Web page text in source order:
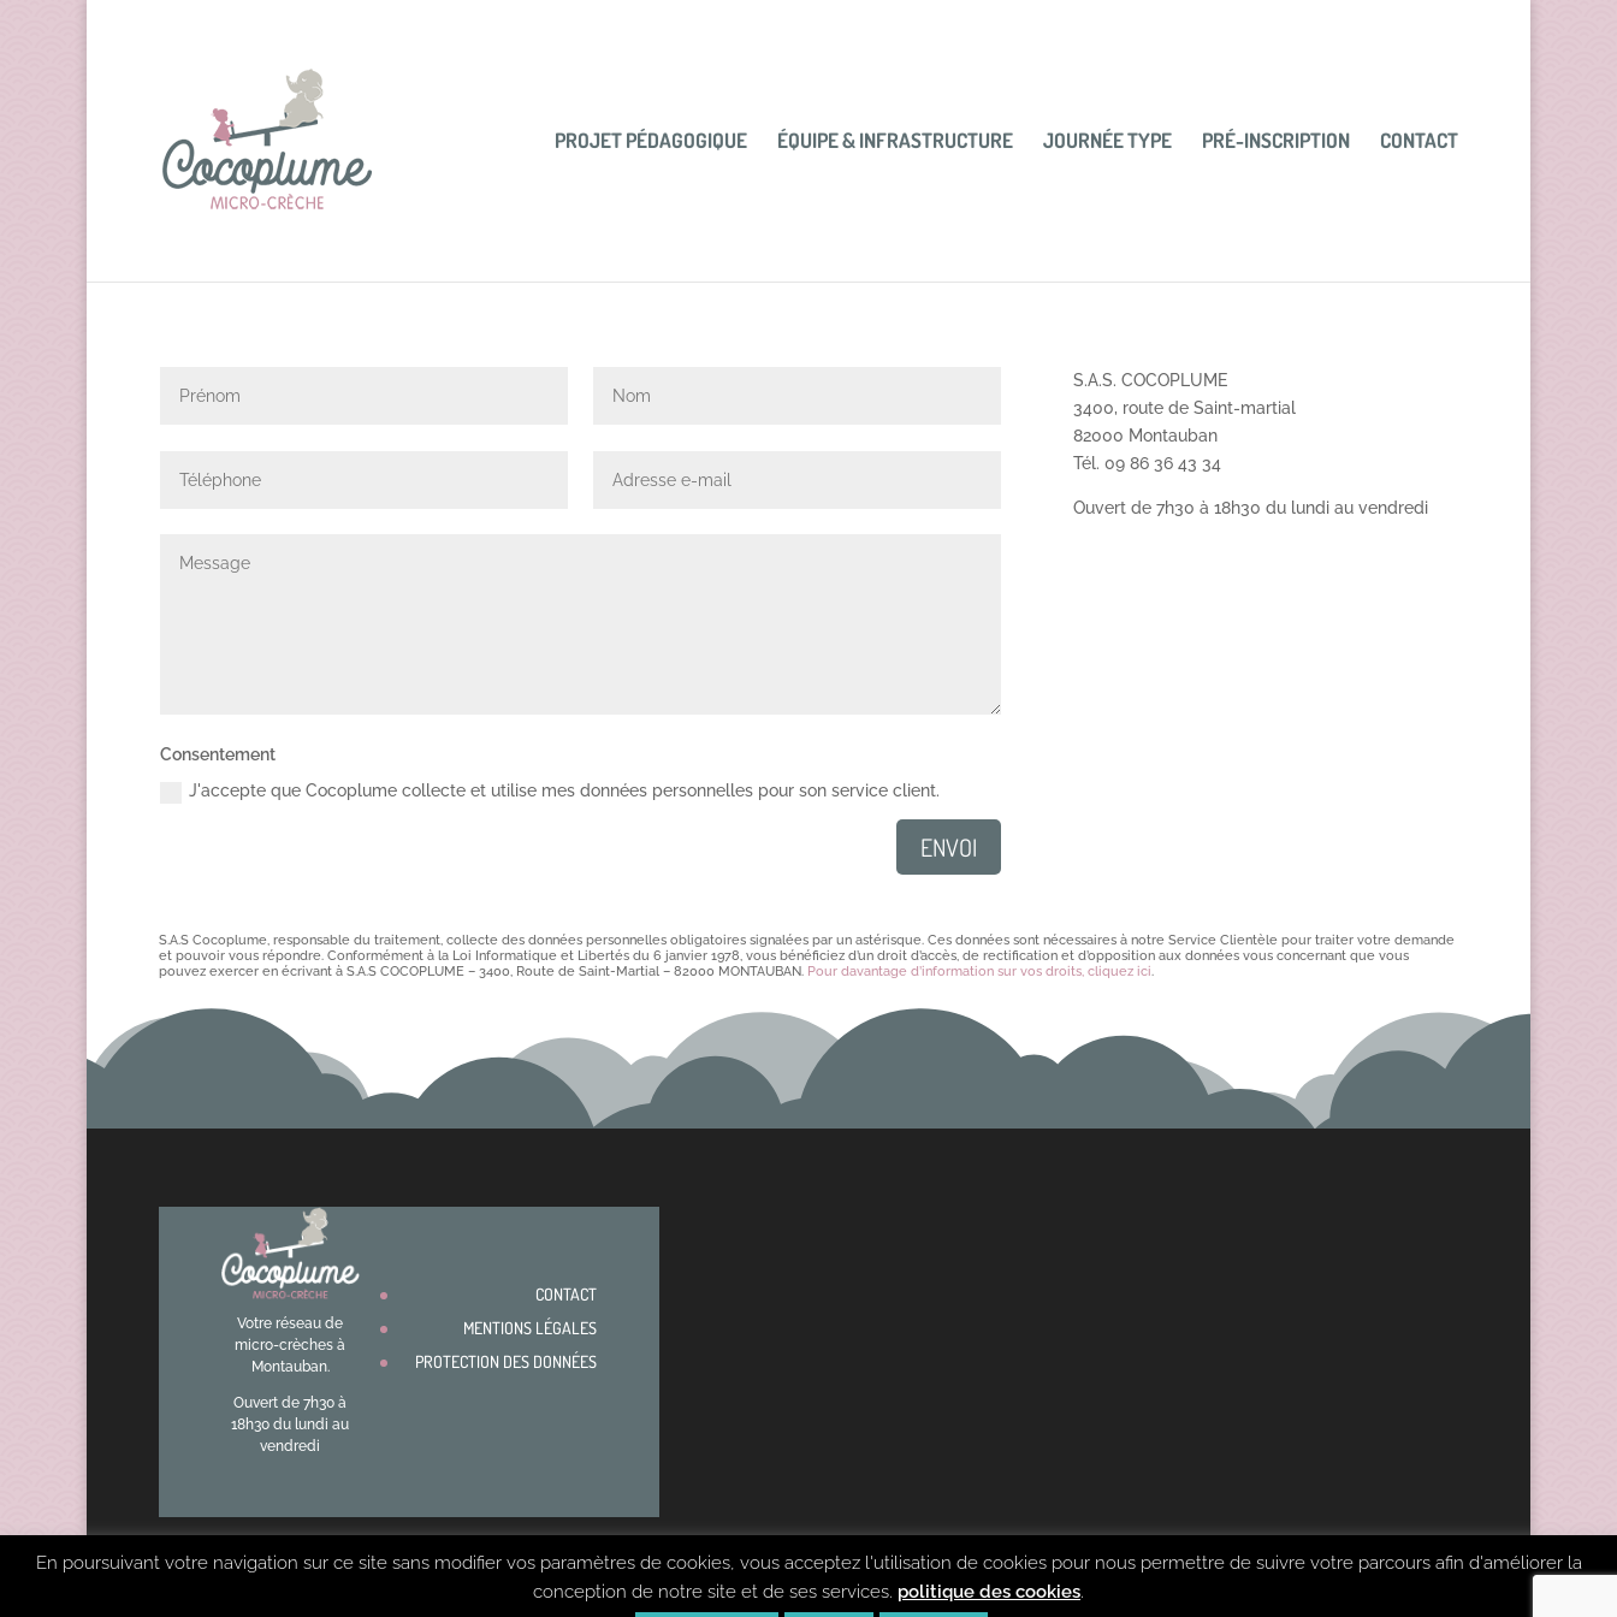
PROJET PÉDAGOGIQUE ÉQUIPE & INFRASTRUCTURE JOURNÉE TYPE PRÉ-INSCRIPTION CONTACT
Consentement
J'accepte que Cocoplume collecte et utilise mes données personnelles pour son service client.
ENVOI
S.A.S. COCOPLUME
3400, route de Saint-martial
82000 Montauban
Tél. 09 86 36 43 34
Ouvert de 7h30 à 18h30 du lundi au vendredi
S.A.S Cocoplume, responsable du traitement, collecte des données personnelles obligatoires signalées par un astérisque. Ces données sont nécessaires à notre Service Clientèle pour traiter votre demande
et pouvoir vous répondre. Conformément à la Loi Informatique et Libertés du 6 janvier 1978, vous bénéficiez d’un droit d’accès, de rectification et d’opposition aux données vous concernant que vous
pouvez exercer en écrivant à S.A.S COCOPLUME – 3400, Route de Saint-Martial – 82000 MONTAUBAN. Pour davantage d’information sur vos droits, cliquez ici.
Votre réseau de
micro-crèches à
Montauban.
Ouvert de 7h30 à
18h30 du lundi au
vendredi
CONTACT
MENTIONS LÉGALES
PROTECTION DES DONNÉES
En poursuivant votre navigation sur ce site sans modifier vos paramètres de cookies, vous acceptez l'utilisation de cookies pour nous permettre de suivre votre parcours afin d'améliorer la
conception de notre site et de ses services. politique des cookies.